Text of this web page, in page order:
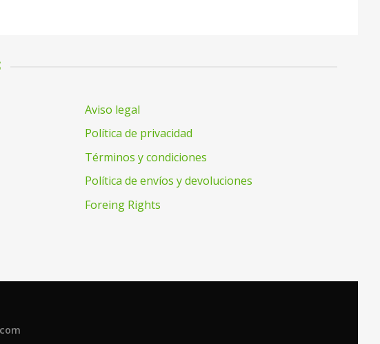
Aviso legal
Política de privacidad
Términos y condiciones
Política de envíos y devoluciones
Foreing Rights